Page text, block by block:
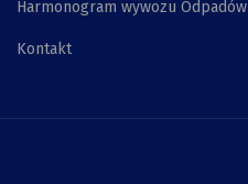
Harmonogram wywozu Odpadów
Kontakt